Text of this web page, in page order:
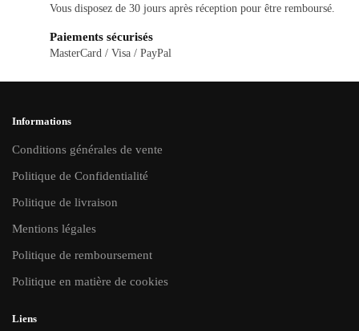
Vous disposez de 30 jours après réception pour être remboursé.
Paiements sécurisés
MasterCard / Visa / PayPal
Informations
Conditions générales de vente
Politique de Confidentialité
Politique de livraison
Mentions légales
Politique de remboursement
Politique en matière de cookies
Liens